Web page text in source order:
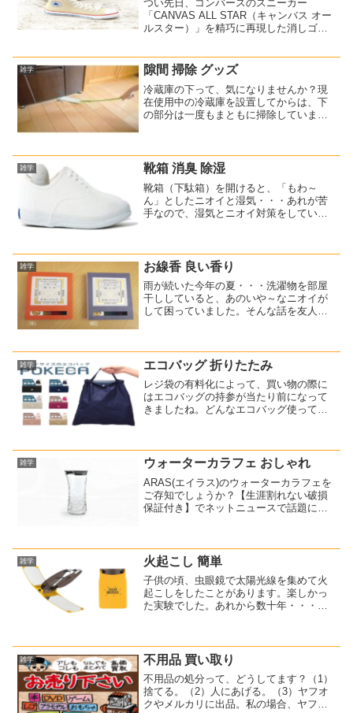
つい先日、コンバースのスニーカー
「CANVAS ALL STAR（キャンバス オー
ルスター）」を精巧に再現した消しゴム
す。今回は色が追加されて、全部で6色に
なっていまし...
雑学 隙間 掃除 グッズ
冷蔵庫の下って、気になりませんか？現
在使用中の冷蔵庫を設置してからは、下
の部分は一度もまともに掃除していませ
便利グッズ、買っちゃいま...
雑学 靴箱 消臭 除湿
靴箱（下駄箱）を開けると、「もわ～
ん」としたニオイと湿気・・・あれが苦
手なので、湿気とニオイ対策をしていま
ね・・・で？何かいい物がないかな...
雑学 お線香 良い香り
雨が続いた今年の夏・・・洗濯物を部屋
干ししていると、あのいや～なニオイが
して困っていました。そんな話を友人と
{b.MoshimoAffiliat...
雑学 エコバッグ 折りたたみ
レジ袋の有料化によって、買い物の際に
はエコバッグの持参が当たり前になって
きましたね。どんなエコバッグ使ってま
留めることで、名刺サイ...
雑学 ウォーターカラフェ おしゃれ
ARAS(エイラス)のウォーターカラフェを
ご存知でしょうか？【生涯割れない破損
保証付き】でネットニュースで話題にな
いるから！なるほど...
雑学 火起こし 簡単
子供の頃、虫眼鏡で太陽光線を集めて火
起こしをしたことがあります。楽しかっ
た実験でした。あれから数十年・・・
た。これです↓太陽光線で簡単着火
【SUNCASE GEAR】サ...
雑学 不用品 買い取り
不用品の処分って、どうしてます？（1）
捨てる。（2）人にあげる。（3）ヤフオ
クやメルカリに出品。私の場合、ヤフオ